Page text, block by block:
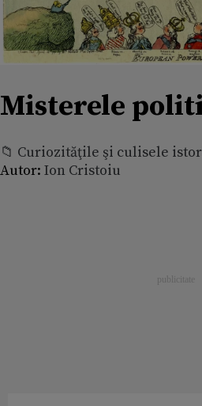
Misterele
📁 Curiozităţile şi culisele
Autor: Ion Cristoiu